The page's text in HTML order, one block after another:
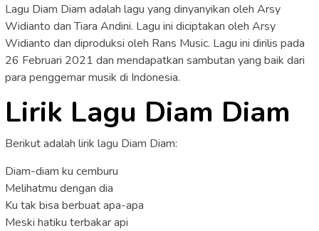
Lagu Diam Diam adalah lagu yang dinyanyikan oleh Arsy
Widianto dan Tiara Andini. Lagu ini diciptakan oleh Arsy
Widianto dan diproduksi oleh Rans Music. Lagu ini dirilis pada
26 Februari 2021 dan mendapatkan sambutan yang baik dari
para penggemar musik di Indonesia.
Lirik Lagu Diam Diam
Berikut adalah lirik lagu Diam Diam:
Diam-diam ku cemburu
Melihatmu dengan dia
Ku tak bisa berbuat apa-apa
Meski hatiku terbakar api